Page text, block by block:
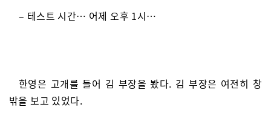
– 테스트 시간… 어제 오후 1시…
한영은 고개를 들어 김 부장을 봤다. 김 부장은 여전히 창
밖을 보고 있었다.